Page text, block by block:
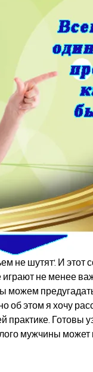
не шутят'. И этот
играют не менее
можем
об этом я хочу
практике. Готовы
мужчины может